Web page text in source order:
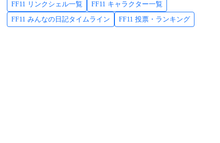
FF11 リンクシェル一覧 FF11 キャラクター一覧
FF11 みんなの日記タイムライン FF11 投票・ランキング